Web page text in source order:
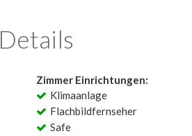
Details
Zimmer Einrichtungen:
Klimaanlage
Flachbildfernseher
Safe